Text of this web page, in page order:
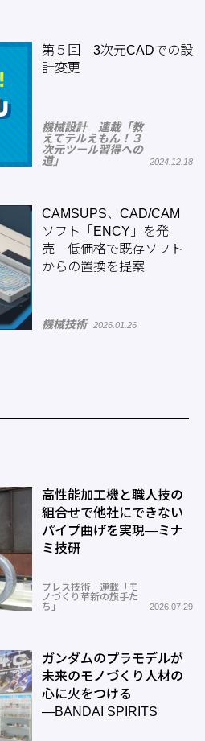
第５回 3次元CADでの設
計変更
機械設計 連載「教
えてテルえもん！３
次元ツール習得への
道」
2024.12.18
CAMSUPS、CAD/CAM
ソフト「ENCY」を発
売 低価格で既存ソフト
からの置換を提案
機械技術 2026.01.26
高性能加工機と職人技の
組合せで他社にできない
パイプ曲げを実現―ミナ
ミ技研
プレス技術 連載「モ
ノづくり革新の旗手た
ち」
2026.07.29
ガンダムのプラモデルが
未来のモノづくり人材の
心に火をつける
―BANDAI SPIRITS